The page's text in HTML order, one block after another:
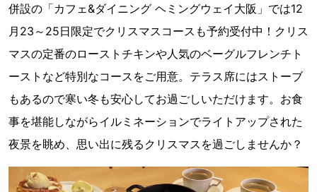
併設の「カフェ&ダイニング ヘミングウェイ大阪」では12
月23～25日限定でクリスマスコースも予約受付中！クリス
マスの定番のローストチキンや人気のベーグルフレンチト
ーストなど特別なコースをご用意。テラス席にはストーブ
もあるので寒い冬も安心してお過ごしいただけます。お食
事を堪能しながらイルミネーションでライトアップされた
夜景を眺め、思い出に残るクリスマスを過ごしませんか？